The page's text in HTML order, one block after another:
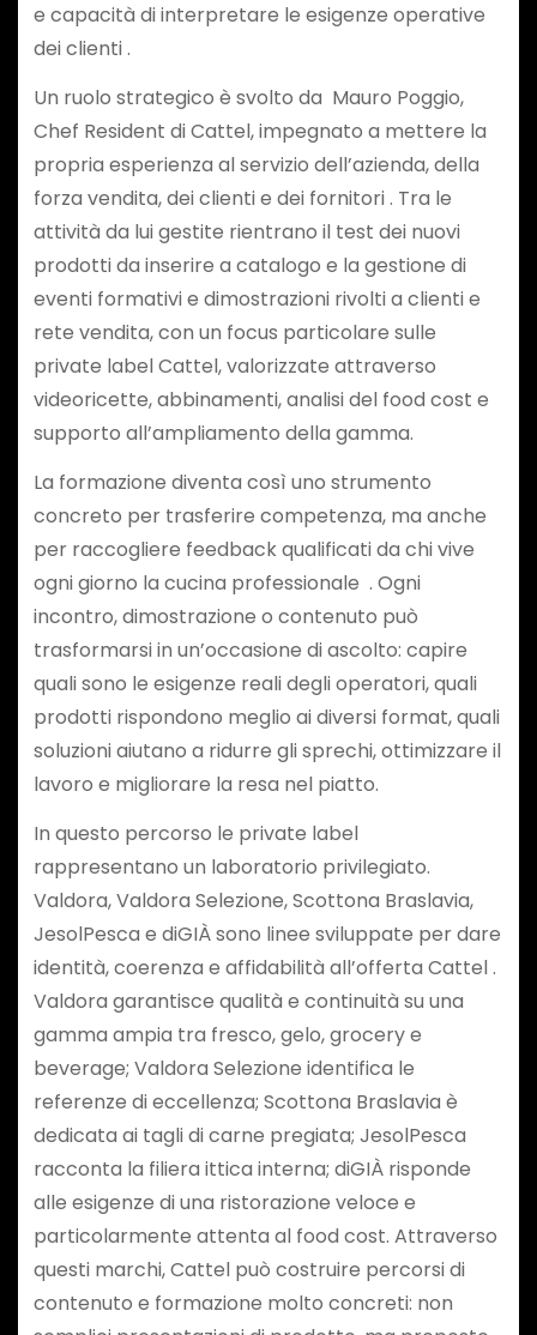
e capacità di interpretare le esigenze operative
dei clienti .
Un ruolo strategico è svolto da Mauro Poggio,
Chef Resident di Cattel, impegnato a mettere la
propria esperienza al servizio dell’azienda, della
forza vendita, dei clienti e dei fornitori . Tra le
attività da lui gestite rientrano il test dei nuovi
prodotti da inserire a catalogo e la gestione di
eventi formativi e dimostrazioni rivolti a clienti e
rete vendita, con un focus particolare sulle
private label Cattel, valorizzate attraverso
videoricette, abbinamenti, analisi del food cost e
supporto all’ampliamento della gamma.
La formazione diventa così uno strumento
concreto per trasferire competenza, ma anche
per raccogliere feedback qualificati da chi vive
ogni giorno la cucina professionale . Ogni
incontro, dimostrazione o contenuto può
trasformarsi in un’occasione di ascolto: capire
quali sono le esigenze reali degli operatori, quali
prodotti rispondono meglio ai diversi format, quali
soluzioni aiutano a ridurre gli sprechi, ottimizzare il
lavoro e migliorare la resa nel piatto.
In questo percorso le private label
rappresentano un laboratorio privilegiato.
Valdora, Valdora Selezione, Scottona Braslavia,
JesolPesca e diGIÀ sono linee sviluppate per dare
identità, coerenza e affidabilità all’offerta Cattel .
Valdora garantisce qualità e continuità su una
gamma ampia tra fresco, gelo, grocery e
beverage; Valdora Selezione identifica le
referenze di eccellenza; Scottona Braslavia è
dedicata ai tagli di carne pregiata; JesolPesca
racconta la filiera ittica interna; diGIÀ risponde
alle esigenze di una ristorazione veloce e
particolarmente attenta al food cost. Attraverso
questi marchi, Cattel può costruire percorsi di
contenuto e formazione molto concreti: non